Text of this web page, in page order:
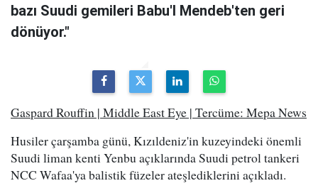
bazı Suudi gemileri Babu'l Mendeb'ten geri
dönüyor."
Gaspard Rouffin | Middle East Eye | Tercüme: Mepa News
Husiler çarşamba günü, Kızıldeniz'in kuzeyindeki önemli
Suudi liman kenti Yenbu açıklarında Suudi petrol tankeri
NCC Wafaa'ya balistik füzeler ateşlediklerini açıkladı.